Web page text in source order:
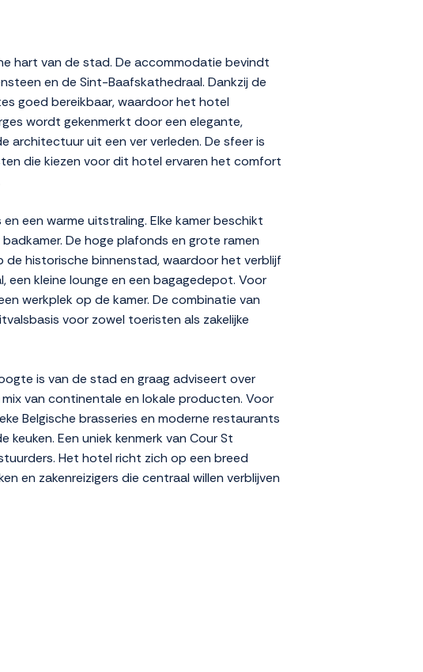
hart van de stad. De accommodatie bevindt
en de Sint-Baafskathedraal. Dankzij de
goed bereikbaar, waardoor het hotel
wordt gekenmerkt door een elegante,
architectuur uit een ver verleden. De sfeer is
die kiezen voor dit hotel ervaren het comfort
een warme uitstraling. Elke kamer beschikt
De hoge plafonds en grote ramen
de historische binnenstad, waardoor het verblijf
kleine lounge en een bagagedepot. Voor
werkplek op de kamer. De combinatie van
voor zowel toeristen als zakelijke
is van de stad en graag adviseert over
van continentale en lokale producten. Voor
Belgische brasseries en moderne restaurants
keuken. Een uniek kenmerk van Cour St
Het hotel richt zich op een breed
en zakenreizigers die centraal willen verblijven